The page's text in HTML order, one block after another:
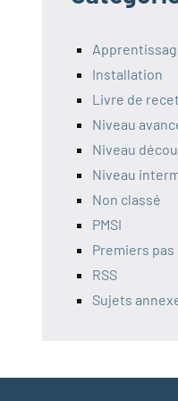
Installation
Livre de
Niveau
Niveau
Niveau
Non classé
PMSI
Premiers pas
RSS
Sujets